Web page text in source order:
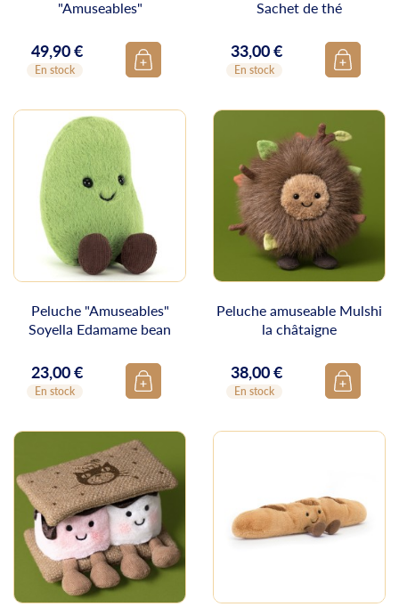
"Amuseables"
Prix
49,90 €
En stock
Sachet de thé
Prix
33,00 €
En stock
Peluche "Amuseables"
Soyella Edamame bean
Prix
23,00 €
En stock
Peluche amuseable Mulshi
la châtaigne
Prix
38,00 €
En stock